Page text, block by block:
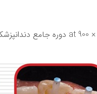
900 دوره جامع